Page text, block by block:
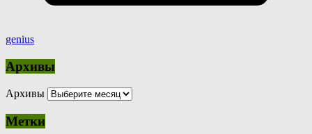
genius
Архивы
Архивы
Метки